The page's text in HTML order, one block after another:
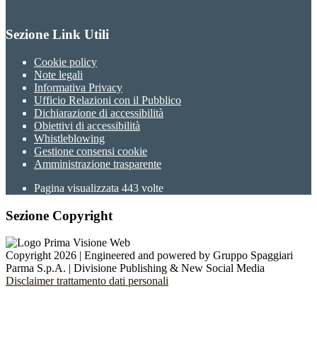
Sezione Link Utili
Cookie policy
Note legali
Informativa Privacy
Ufficio Relazioni con il Pubblico
Dichiarazione di accessibilità
Obiettivi di accessibilità
Whistleblowing
Gestione consensi cookie
Amministrazione trasparente
Pagina visualizzata 443 volte
Sezione Copyright
Copyright 2026 | Engineered and powered by Gruppo Spaggiari
Parma S.p.A. | Divisione Publishing & New Social Media
Disclaimer trattamento dati personali